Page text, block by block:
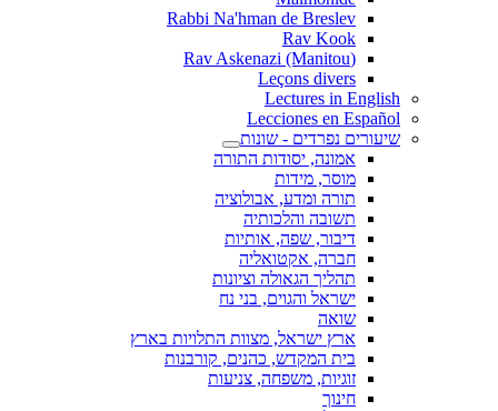
Rabbi Na'hman de Breslev
Rav Kook
(Rav Askenazi (Manitou
Leçons divers
Lectures in English
Lecciones en Español
שיעורים נפרדים - שונות
אמונה, יסודות התורה
מוסר, מידות
תורה ומדע, אבולוציה
תשובה והלכותיה
דיבור, שפה, אותיות
חברה, אקטואליה
תהליך הגאולה וציונות
ישראל והגוים, בני נח
שואה
ארץ ישראל, מצוות התלויות בארץ
בית המקדש, כהנים, קורבנות
זוגיות, משפחה, צניעות
חינוך